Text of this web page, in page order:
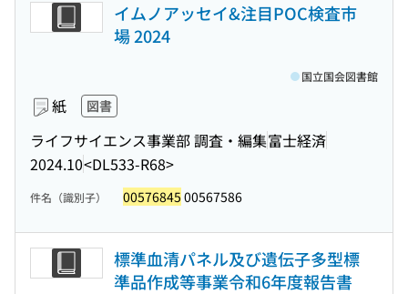
イムノアッセイ&注目POC検査市
場 2024
紙 図書
ライフサイエンス事業部 調査・編集富士経済
2024.10<DL533-R68>
国立国会図書館
件名（識別子） 00576845 00567586
標準血清パネル及び遺伝子多型標
準品作成等事業令和6年度報告書